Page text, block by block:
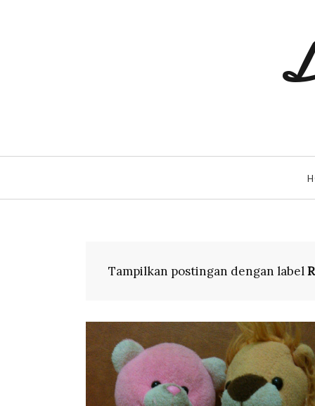
Tampilkan postingan dengan label